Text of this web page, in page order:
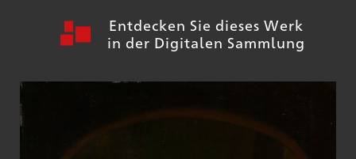
Entdecken Sie dieses Werk
in der Digitalen Sammlung